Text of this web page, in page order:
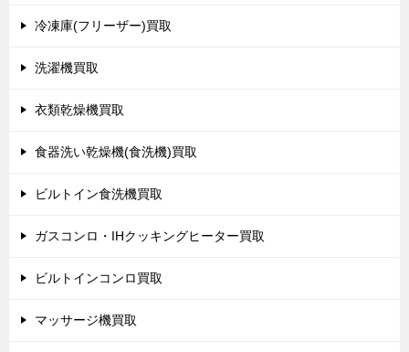
冷凍庫(フリーザー)買取
洗濯機買取
衣類乾燥機買取
食器洗い乾燥機(食洗機)買取
ビルトイン食洗機買取
ガスコンロ・IHクッキングヒーター買取
ビルトインコンロ買取
マッサージ機買取